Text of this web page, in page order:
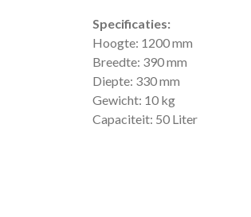
Specificaties:
Hoogte: 1200 mm
Breedte: 390 mm
Diepte: 330 mm
Gewicht: 10 kg
Capaciteit: 50 Liter